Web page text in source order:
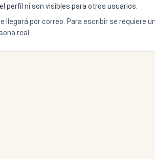
perfil ni son visibles para otros usuarios.
por correo. Para escribir se requiere
real.